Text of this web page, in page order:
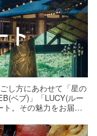
し方にあわせて「星の
ベブ)」「LUCY(ルー
。その魅力をお届け